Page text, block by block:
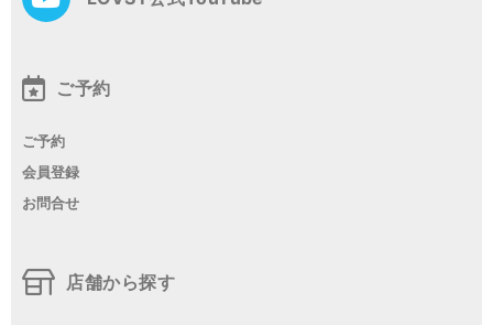
ご予約
ご予約
会員登録
お問合せ
店舗から探す